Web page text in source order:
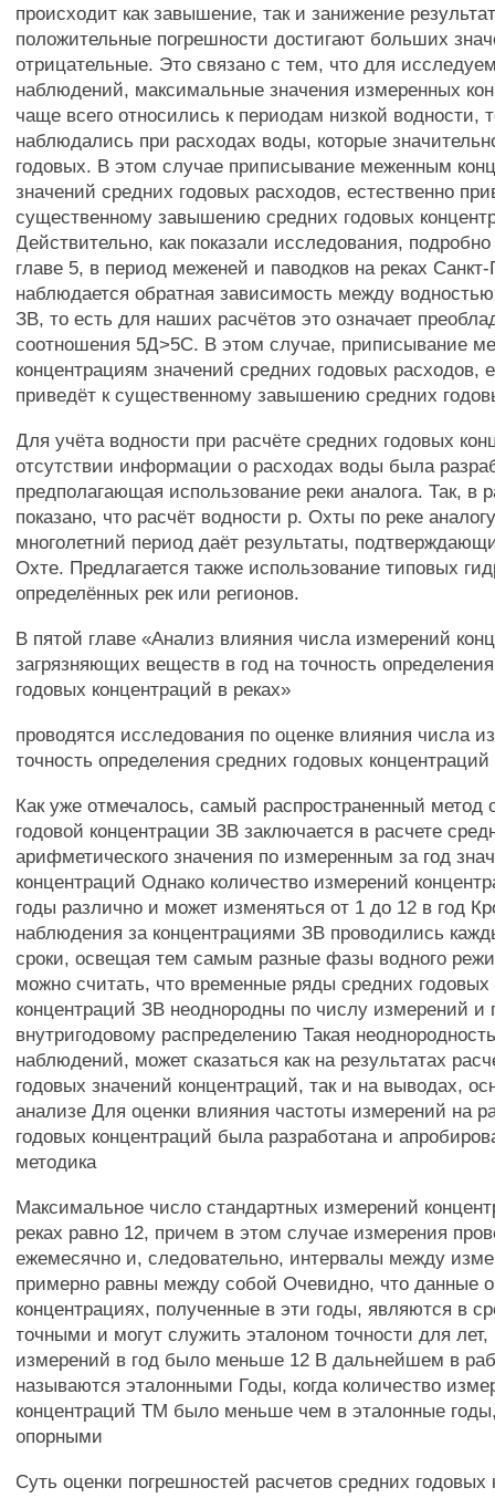
происходит как завышение, так и занижение
положительные погрешности достигают больших
отрицательные. Это связано с тем, что для
наблюдений, максимальные значения измеренных
чаще всего относились к периодам низкой водности,
наблюдались при расходах воды, которые
годовых. В этом случае приписывание меженным
значений средних годовых расходов, естественно
существенному завышению средних годовых
Действительно, как показали исследования,
главе 5, в период меженей и паводков на реках Санкт-
наблюдается обратная зависимость между
ЗВ, то есть для наших расчётов это означает
соотношения 5Д>5С. В этом случае, приписывание
концентрациям значений средних годовых расходов,
приведёт к существенному завышению средних
Для учёта водности при расчёте средних годовых
отсутствии информации о расходах воды была
предполагающая использование реки аналога. Так, в
показано, что расчёт водности р. Охты по реке
многолетний период даёт результаты,
Охте. Предлагается также использование типовых
определённых рек или регионов.
В пятой главе «Анализ влияния числа измерений
загрязняющих веществ в год на точность
годовых концентраций в реках»
проводятся исследования по оценке влияния числа
точность определения средних годовых
Как уже отмечалось, самый распространенный метод
годовой концентрации ЗВ заключается в расчете
арифметического значения по измеренным за год
концентраций Однако количество измерений
годы различно и может изменяться от 1 до 12 в год
наблюдения за концентрациями ЗВ проводились
сроки, освещая тем самым разные фазы водного
можно считать, что временные ряды средних годовых
концентраций ЗВ неоднородны по числу измерений и
внутригодовому распределению Такая
наблюдений, может сказаться как на результатах
годовых значений концентраций, так и на выводах,
анализе Для оценки влияния частоты измерений на
годовых концентраций была разработана и
методика
Максимальное число стандартных измерений
реках равно 12, причем в этом случае измерения
ежемесячно и, следовательно, интервалы между
примерно равны между собой Очевидно, что данные
концентрациях, полученные в эти годы, являются в
точными и могут служить эталоном точности для лет,
измерений в год было меньше 12 В дальнейшем в
называются эталонными Годы, когда количество
концентраций ТМ было меньше чем в эталонные
опорными
Суть оценки погрешностей расчетов средних годовых